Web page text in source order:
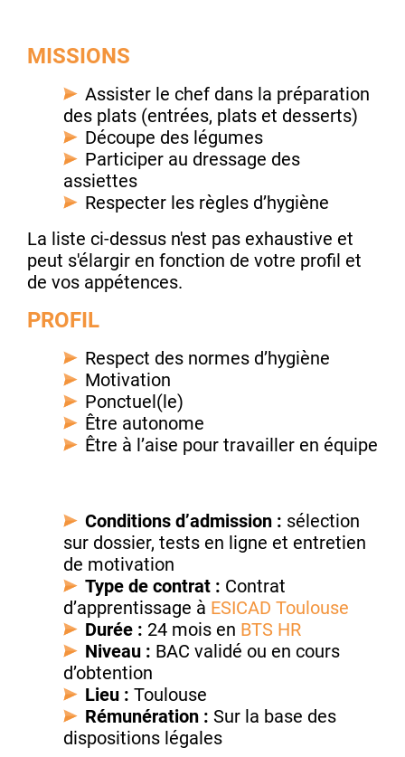
MISSIONS
Assister le chef dans la préparation
des plats (entrées, plats et desserts)
Découpe des légumes
Participer au dressage des
assiettes
Respecter les règles d’hygiène
La liste ci-dessus n'est pas exhaustive et
peut s'élargir en fonction de votre profil et
de vos appétences.
PROFIL
Respect des normes d’hygiène
Motivation
Ponctuel(le)
Être autonome
Être à l’aise pour travailler en équipe
Conditions d’admission : sélection
sur dossier, tests en ligne et entretien
de motivation
Type de contrat : Contrat
d’apprentissage à ESICAD Toulouse
Durée : 24 mois en BTS HR
Niveau : BAC validé ou en cours
d’obtention
Lieu : Toulouse
Rémunération : Sur la base des
dispositions légales